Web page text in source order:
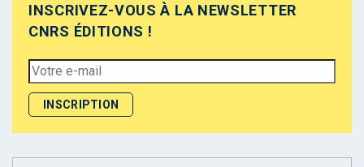
INSCRIVEZ-VOUS À LA NEWSLETTER
CNRS ÉDITIONS !